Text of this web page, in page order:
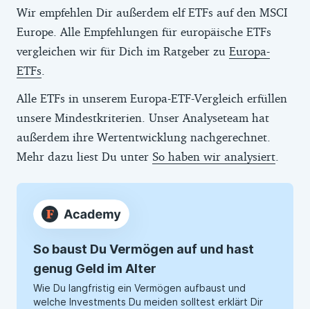
Wir empfehlen Dir außerdem elf ETFs auf den MSCI
Europe. Alle Empfehlungen für europäische ETFs
vergleichen wir für Dich im Ratgeber zu Europa-
ETFs
Alle ETFs in unserem Europa-ETF-Vergleich erfüllen
unsere Mindestkriterien. Unser Analyseteam hat
außerdem ihre Wertentwicklung nachgerechnet.
Mehr dazu liest Du unter So haben wir analysiert
So baust Du Vermögen auf und hast
genug Geld im Alter
Wie Du langfristig ein Vermögen aufbaust und
welche Investments Du meiden solltest erklärt Dir